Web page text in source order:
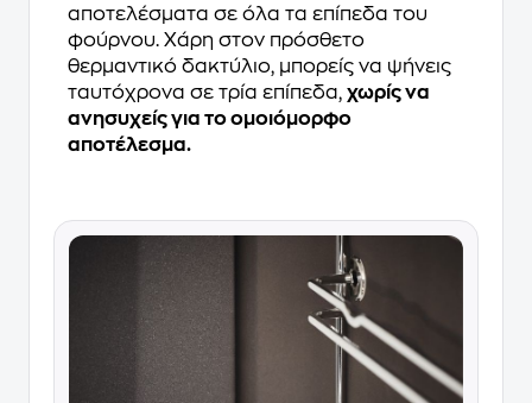
αποτελέσματα σε όλα τα επίπεδα του
φούρνου. Χάρη στον πρόσθετο
θερμαντικό δακτύλιο, μπορείς να ψήνεις
ταυτόχρονα σε τρία επίπεδα, χωρίς να
ανησυχείς για το ομοιόμορφο
αποτέλεσμα.